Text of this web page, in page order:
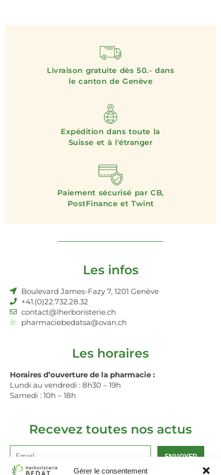
Gérer le consentement
Livraison gratuite dès 50.- dans
le canton de Genève
Expédition dans toute la
Suisse et à l'étranger
Paiement sécurisé par CB,
PostFinance et Twint
Les infos
Boulevard James-Fazy 7, 1201 Genève
+41.(0)22.732.28.32
contact@lherboristerie.ch
pharmaciebedatsa@ovan.ch
Les horaires
Horaires d’ouverture de la pharmacie :
Lundi au vendredi : 8h30 – 19h
Samedi : 10h – 18h
Recevez toutes nos actus
ENVOYER
Alternative: